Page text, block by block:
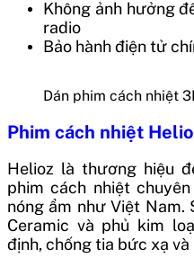
Không ảnh hưởng
radio
Bảo hành điện tử
Dán phim cách nhiệt
Phim cách nhiệt
Helioz là thương hiệu
phim cách nhiệt
nóng ẩm như Việt
Ceramic và phủ kim
định, chống tia bức xạ